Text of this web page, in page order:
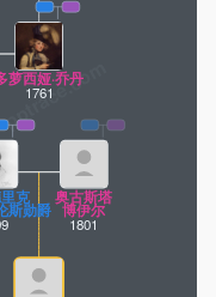
克
斯勋爵
奥古斯塔
博伊尔
1801
萝西娅·乔丹
1761